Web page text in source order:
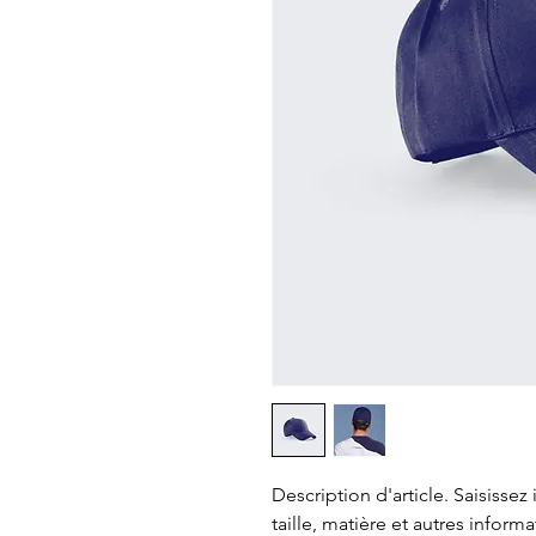
Description d'article.
taille, matière et autres